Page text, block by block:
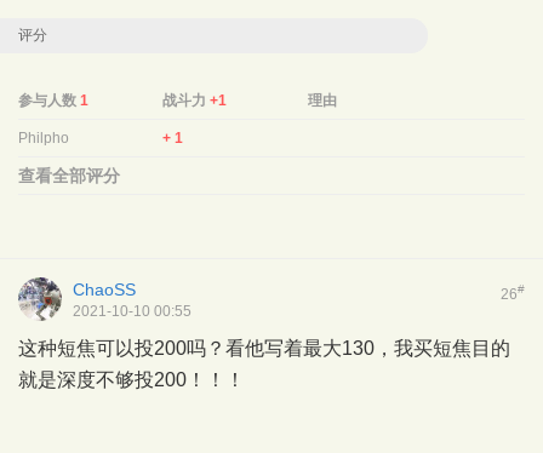
评分
参与人数 1 战斗力+1 理由
Philpho + 1
查看全部评分
26#
ChaoSS
2021-10-10 00:55
这种短焦可以投200吗？看他写着最大130，我买短焦目的
就是深度不够投200！！！